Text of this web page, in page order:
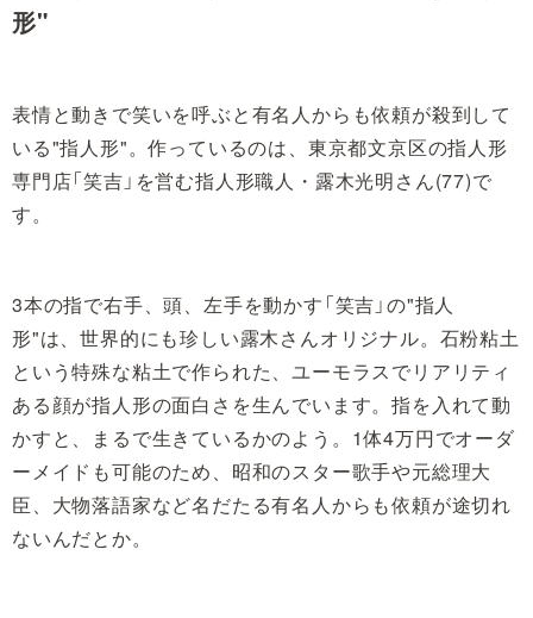
形"
表情と動きで笑いを呼ぶと有名人からも依頼が殺到して
いる"指人形"。作っているのは、東京都文京区の指人形
専門店「笑吉」を営む指人形職人・露木光明さん(77)で
す。
3本の指で右手、頭、左手を動かす「笑吉」の"指人
形"は、世界的にも珍しい露木さんオリジナル。石粉粘土
という特殊な粘土で作られた、ユーモラスでリアリティ
ある顔が指人形の面白さを生んでいます。指を入れて動
かすと、まるで生きているかのよう。1体4万円でオーダ
ーメイドも可能のため、昭和のスター歌手や元総理大
臣、大物落語家など名だたる有名人からも依頼が途切れ
ないんだとか。